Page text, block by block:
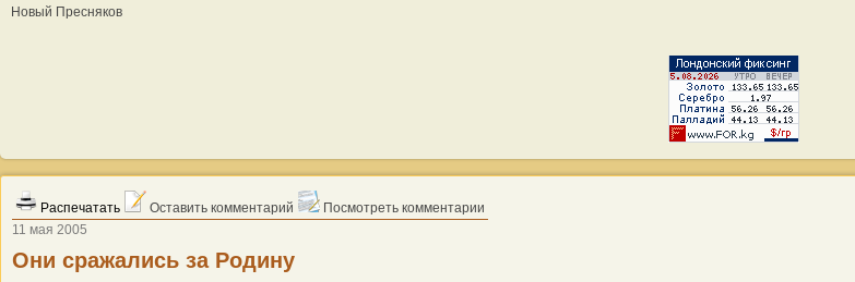
Новый Пресняков
Распечатать Оставить комментарий
Посмотреть комментарии
11 мая 2005
Они сражались за Родину